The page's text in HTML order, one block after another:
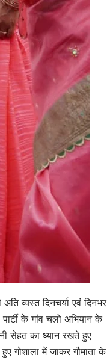
व्यस्त दिनचर्या एवं दिनभर
के गांव चलो अभियान के
सेहत का ध्यान रखते हुए
गोशाला में जाकर गौमाता के